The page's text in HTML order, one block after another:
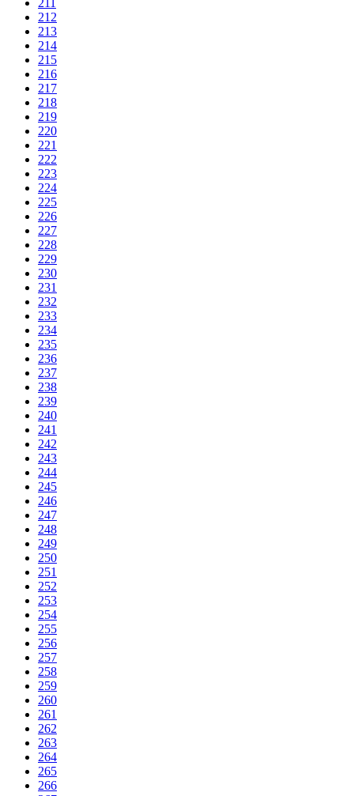
212
213
214
215
216
217
218
219
220
221
222
223
224
225
226
227
228
229
230
231
232
233
234
235
236
237
238
239
240
241
242
243
244
245
246
247
248
249
250
251
252
253
254
255
256
257
258
259
260
261
262
263
264
265
266